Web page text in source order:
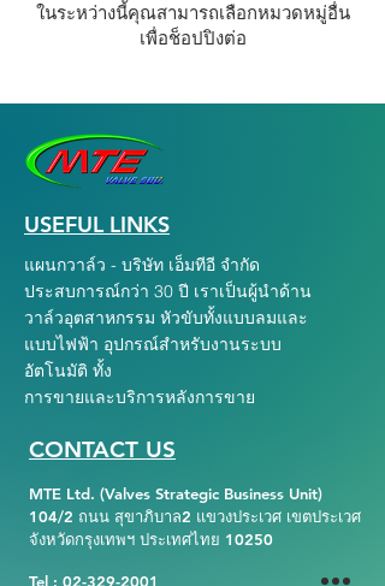
ในระหว่างนี้คุณสามารถเลือกหมวดหมู่อื่น
เพื่อช็อปปิงต่อ
USEFUL LINKS
แผนกวาล์ว - บริษัท เอ็มทีอี จำกัด
ประสบการณ์กว่า 30 ปี เราเป็นผู้นำด้าน
วาล์วอุตสาหกรรม หัวขับทั้งแบบลมและ
แบบไฟฟ้า อุปกรณ์สำหรับงานระบบ
อัตโนมัติ ทั้ง
การขายและบริการหลังการขาย
CONTACT US
MTE Ltd. (Valves Strategic Business Unit)
104/2 ถนน สุขาภิบาล2 แขวงประเวศ เขตประเวศ
จังหวัดกรุงเทพฯ ประเทศไทย 10250
Tel : 02-329-2001